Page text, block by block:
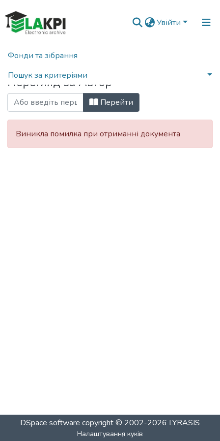
Увійти
Фонди та зібрання
Пошук за критеріями
Головна Переглянути за автором
Перегляд за Автор
Перейти
Виникла помилка при отриманні документа
DSpace software copyright © 2002-2026 LYRASIS
Налаштування куків